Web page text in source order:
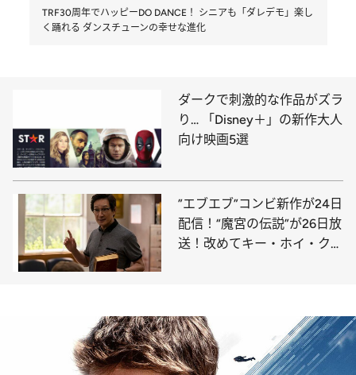
TRF30周年でハッピーDO DANCE！ シニアも「ダレデモ」楽し
く踊れる ダンスチューンの幸せな進化
ダークで刺激的な作品がズラ
り… 「Disney＋」の新作大人
向け映画5選
”エブエブ”コンビ新作が24日
配信！“魔宮の伝説”が26日放
送！改めてキー・ホイ・クァ